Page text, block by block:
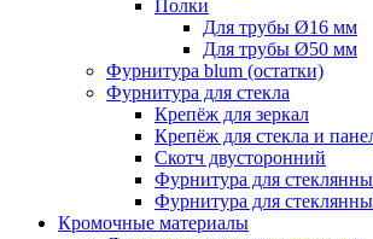
Полки
Для трубы Ø16 мм
Для трубы Ø50 мм
Фурнитура blum (остатки)
Фурнитура для стекла
Крепёж для зеркал
Крепёж для стекла и
Скотч двусторонний
Фурнитура для
Фурнитура для
Кромочные материалы